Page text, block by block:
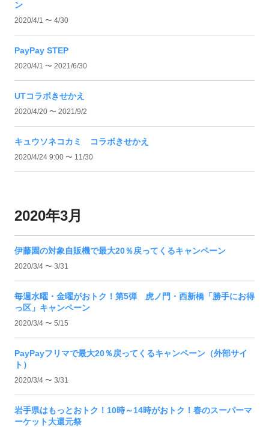
ン
2020/4/1 〜 4/30
PayPay STEP
2020/4/1 〜 2021/6/30
UTコラボきせかえ
2020/4/20 〜 2021/9/2
キュウソネコカミ コラボきせかえ
2020/4/24 9:00 〜 11/30
2020年3月
伊藤園の対象自販機で最大20％戻ってくるキャンペーン
2020/3/4 〜 3/31
毎週水曜・金曜がおトク！第5弾 虎ノ門・西新橋「勝手にお得
っ区」キャンペーン
2020/3/4 〜 5/15
PayPayフリマで最大20％戻ってくるキャンペーン（外部サイ
ト）
2020/3/4 〜 3/31
岩手県はもっとおトク！10時～14時がおトク！春のスーパーマ
ーケット大還元祭